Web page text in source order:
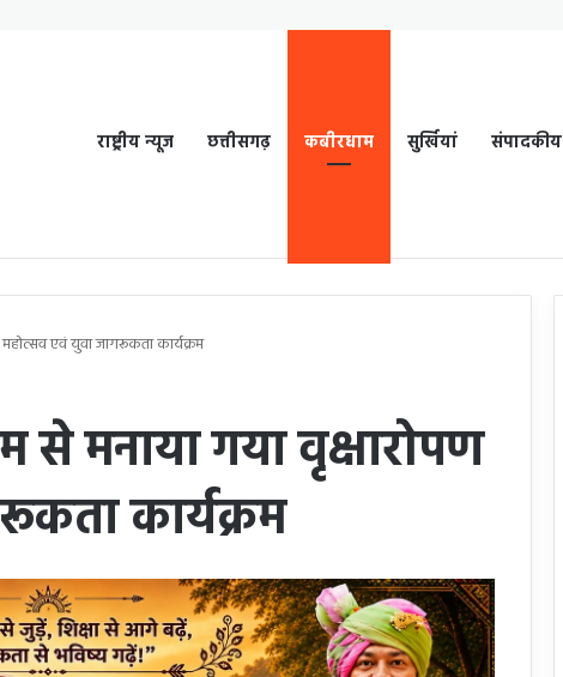
राष्ट्रीय न्यूज छत्तीसगढ़ कबीरधाम सुर्खियां संपादकीय
एवं युवा जागरूकता कार्यक्रम
मनाया गया वृक्षारोपण
कार्यक्रम